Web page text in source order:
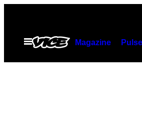
contentOpen
Menu
Magazine Pulse